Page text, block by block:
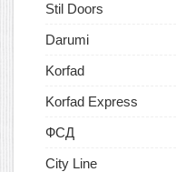
Stil Doors
Darumi
Korfad
Korfad Express
ФСД
City Line